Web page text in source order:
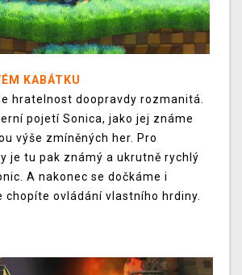
KABÁTKU
hratelnost doopravdy rozmanitá.
pojetí Sonica, jako jej známe
výše zmíněných her. Pro
je tu pak známý a ukrutně rychlý
A nakonec se dočkáme i
chopíte ovládání vlastního hrdiny.